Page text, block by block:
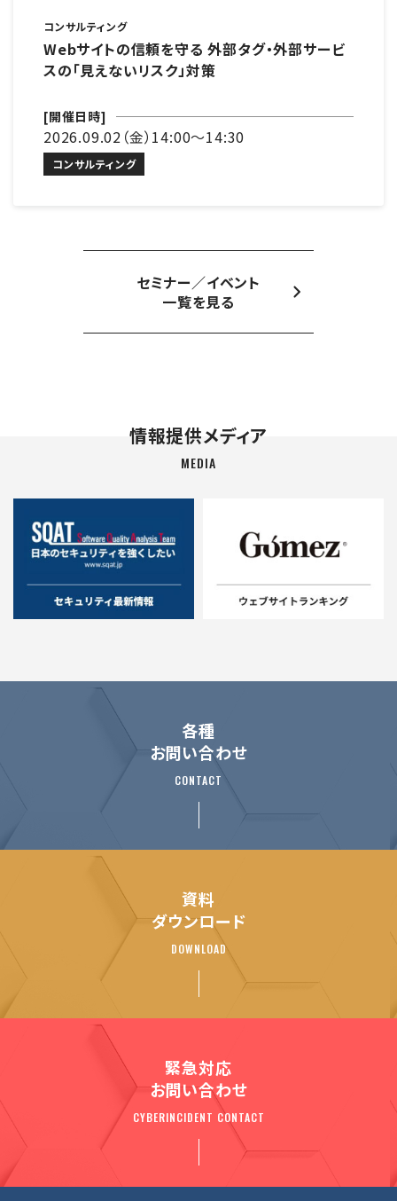
コンサルティング
Webサイトの信頼を守る 外部タグ・外部サービ
スの「見えないリスク」対策
[開催日時]
2026.09.02（金）14:00～14:30
コンサルティング
セミナー／イベント
一覧を見る
情報提供メディア
MEDIA
各種
お問い合わせ
CONTACT
資料
ダウンロード
DOWNLOAD
緊急対応
お問い合わせ
CYBERINCIDENT CONTACT